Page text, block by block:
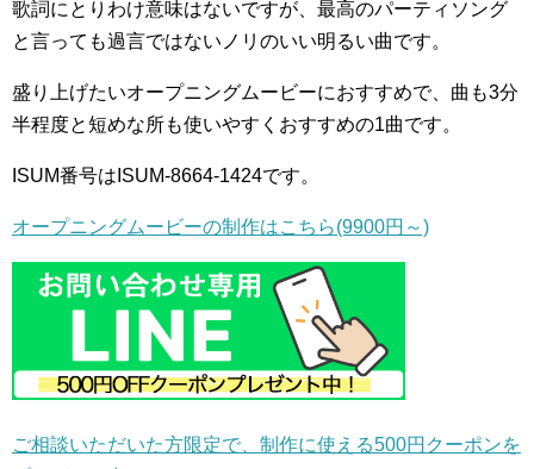
歌詞にとりわけ意味はないですが、最高のパーティソング
と言っても過言ではないノリのいい明るい曲です。
盛り上げたいオープニングムービーにおすすめで、曲も3分
半程度と短めな所も使いやすくおすすめの1曲です。
ISUM番号はISUM-8664-1424です。
オープニングムービーの制作はこちら(9900円～)
ご相談いただいた方限定で、制作に使える500円クーポンを